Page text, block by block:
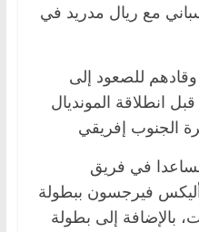
مع ريال مدريد في
للصعود إلى
استقال قبل انطلاقة المونديال
الجنوب إفريقي
في فريق
أليكس فيرجسون ببطولة
بالإضافة إلى بطولة